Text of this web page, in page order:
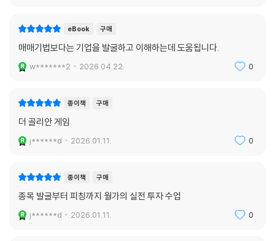
eBook 구매
매매기법보다는 기업을 발굴하고 이해하는데 도움됩니다.
w*******2 2026.04.22. 0
종이책 구매
더 골리안 게임
j******d 2026.01.11. 0
종이책 구매
종목 발굴부터 피칭까지 월가의 실전 투자 수업
j******d 2026.01.11. 0